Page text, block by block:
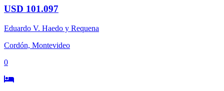
USD 101.097
Eduardo V. Haedo y Requena
Cordón, Montevideo
0